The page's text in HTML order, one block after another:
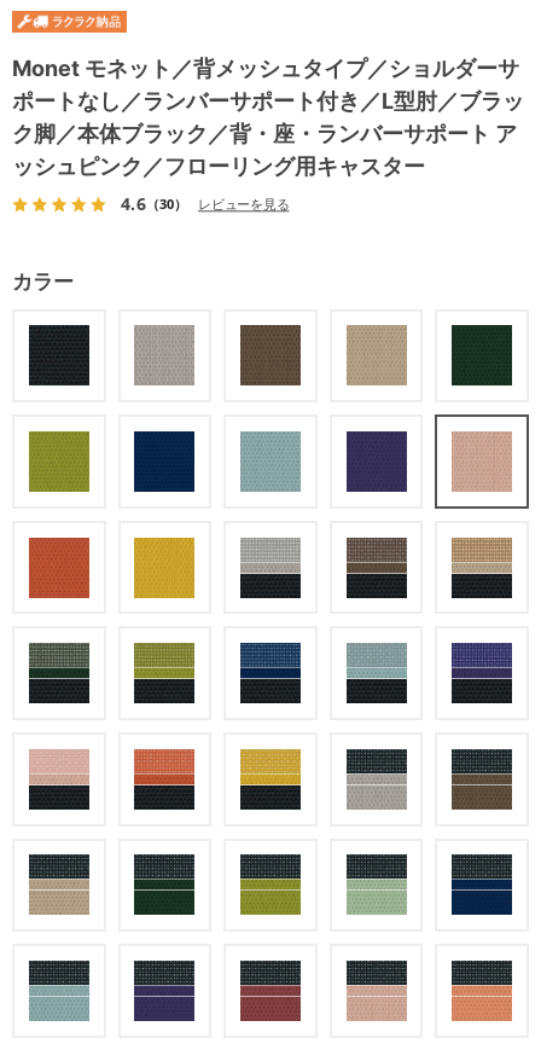
Monet モネット／背メッシュタイプ／ショルダーサ
ポートなし／ランバーサポート付き／L型肘／ブラッ
ク脚／本体ブラック／背・座・ランバーサポート ア
ッシュピンク／フローリング用キャスター
4.6（30） レビューを見る
カラー